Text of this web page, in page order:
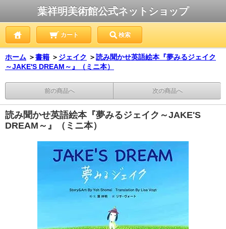
葉祥明美術館公式ネットショップ
カート 検索
ホーム ＞書籍 ＞ ジェイク ＞読み聞かせ英語絵本『夢みるジェイク
～JAKE'S DREAM～』（ミニ本）
前の商品へ 次の商品へ
読み聞かせ英語絵本『夢みるジェイク～JAKE'S
DREAM～』（ミニ本）